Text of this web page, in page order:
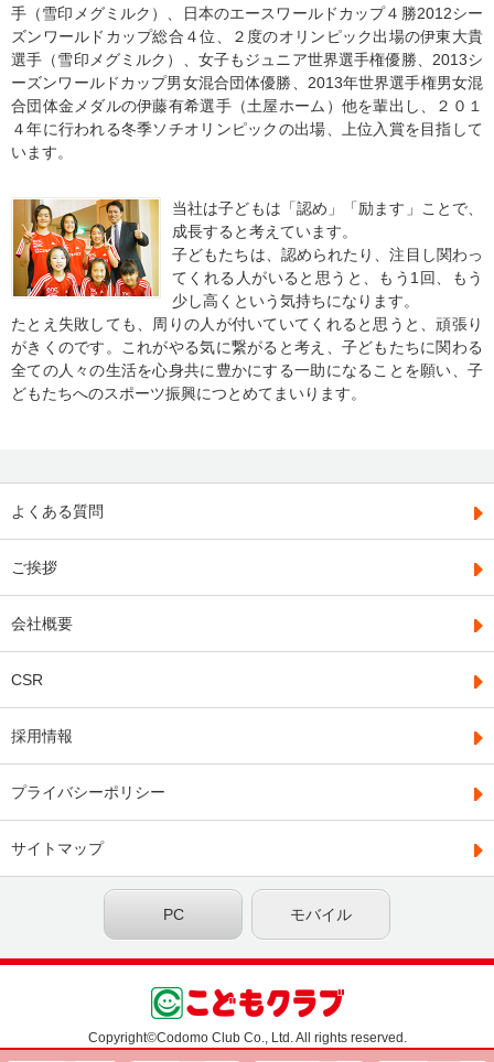
手（雪印メグミルク）、日本のエースワールドカップ４勝2012シー
ズンワールドカップ総合４位、２度のオリンピック出場の伊東大貴
選手（雪印メグミルク）、女子もジュニア世界選手権優勝、2013シ
ーズンワールドカップ男女混合団体優勝、2013年世界選手権男女混
合団体金メダルの伊藤有希選手（土屋ホーム）他を輩出し、２０１
４年に行われる冬季ソチオリンピックの出場、上位入賞を目指して
います。
当社は子どもは「認め」「励ます」ことで、
成長すると考えています。
子どもたちは、認められたり、注目し関わっ
てくれる人がいると思うと、もう1回、もう
少し高くという気持ちになります。
たとえ失敗しても、周りの人が付いていてくれると思うと、頑張り
がきくのです。これがやる気に繋がると考え、子どもたちに関わる
全ての人々の生活を心身共に豊かにする一助になることを願い、子
どもたちへのスポーツ振興につとめてまいります。
よくある質問
ご挨拶
会社概要
CSR
採用情報
プライバシーポリシー
サイトマップ
Copyright©Codomo Club Co., Ltd. All rights reserved.
モバイル
PC